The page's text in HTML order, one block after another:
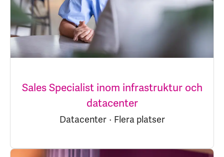
Sales Specialist inom infrastruktur och
datacenter
Datacenter · Flera platser